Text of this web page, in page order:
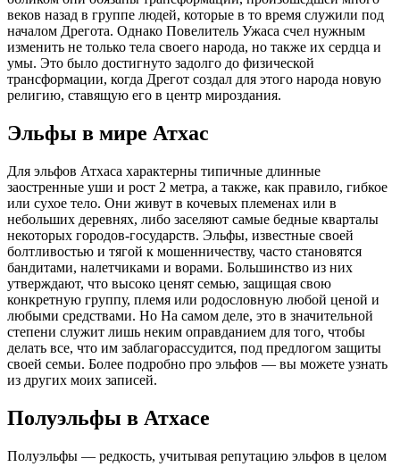
веков назад в группе людей, которые в то время служили под
началом Дрегота. Однако Повелитель Ужаса счел нужным
изменить не только тела своего народа, но также их сердца и
умы. Это было достигнуто задолго до физической
трансформации, когда Дрегот создал для этого народа новую
религию, ставящую его в центр мироздания.
Эльфы в мире Атхас
Для эльфов Атхаса характерны типичные длинные
заостренные уши и рост 2 метра, а также, как правило, гибкое
или сухое тело. Они живут в кочевых племенах или в
небольших деревнях, либо заселяют самые бедные кварталы
некоторых городов-государств. Эльфы, известные своей
болтливостью и тягой к мошенничеству, часто становятся
бандитами, налетчиками и ворами. Большинство из них
утверждают, что высоко ценят семью, защищая свою
конкретную группу, племя или родословную любой ценой и
любыми средствами. Но На самом деле, это в значительной
степени служит лишь неким оправданием для того, чтобы
делать все, что им заблагорассудится, под предлогом защиты
своей семьи. Более подробно про эльфов — вы можете узнать
из других моих записей.
Полуэльфы в Атхасе
Полуэльфы — редкость, учитывая репутацию эльфов в целом